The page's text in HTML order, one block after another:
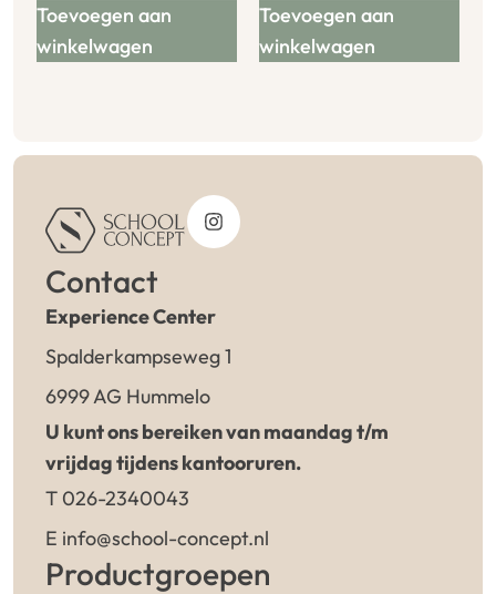
Toevoegen aan
winkelwagen
Toevoegen aan
winkelwagen
Contact
Experience Center
Spalderkampseweg 1
6999 AG Hummelo
U kunt ons bereiken van maandag t/m
vrijdag tijdens kantooruren.
T 026-2340043
E info@school-concept.nl
Productgroepen